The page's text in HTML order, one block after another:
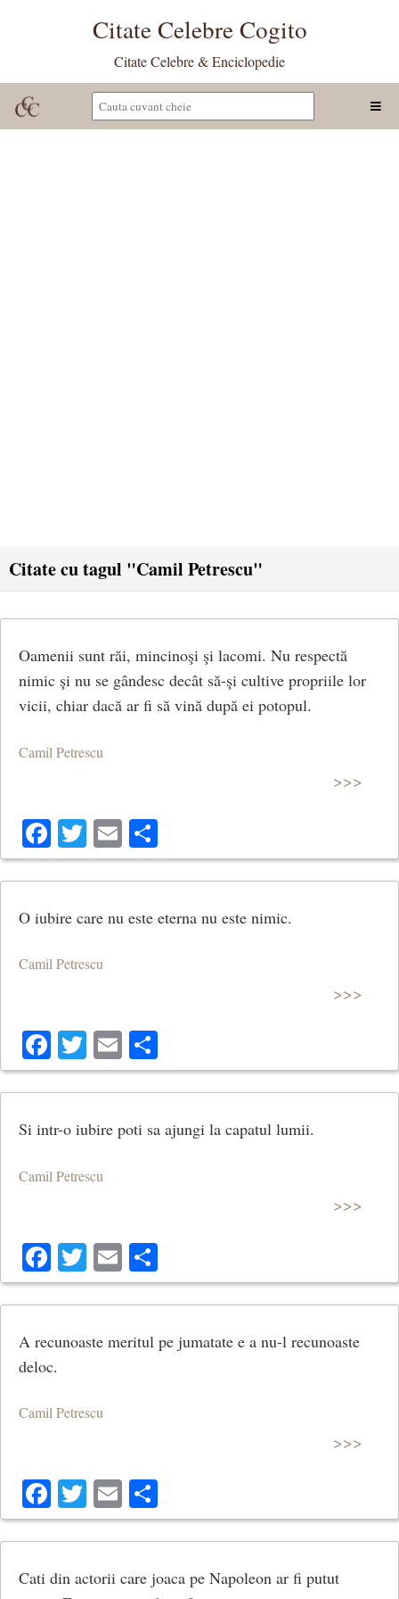
Citate Celebre Cogito
Citate Celebre & Enciclopedie
Citate cu tagul "Camil Petrescu"
Oamenii sunt răi, mincinoşi şi lacomi. Nu respectă
nimic şi nu se gândesc decât să-şi cultive propriile lor
vicii, chiar dacă ar fi să vină după ei potopul.
Camil Petrescu
>>>
Facebook
Twitter
Email
O iubire care nu este eterna nu este nimic.
Camil Petrescu
>>>
Facebook
Twitter
Email
Si intr-o iubire poti sa ajungi la capatul lumii.
Camil Petrescu
>>>
Facebook
Twitter
Email
A recunoaste meritul pe jumatate e a nu-l recunoaste
deloc.
Camil Petrescu
>>>
Facebook
Twitter
Email
Cati din actorii care joaca pe Napoleon ar fi putut